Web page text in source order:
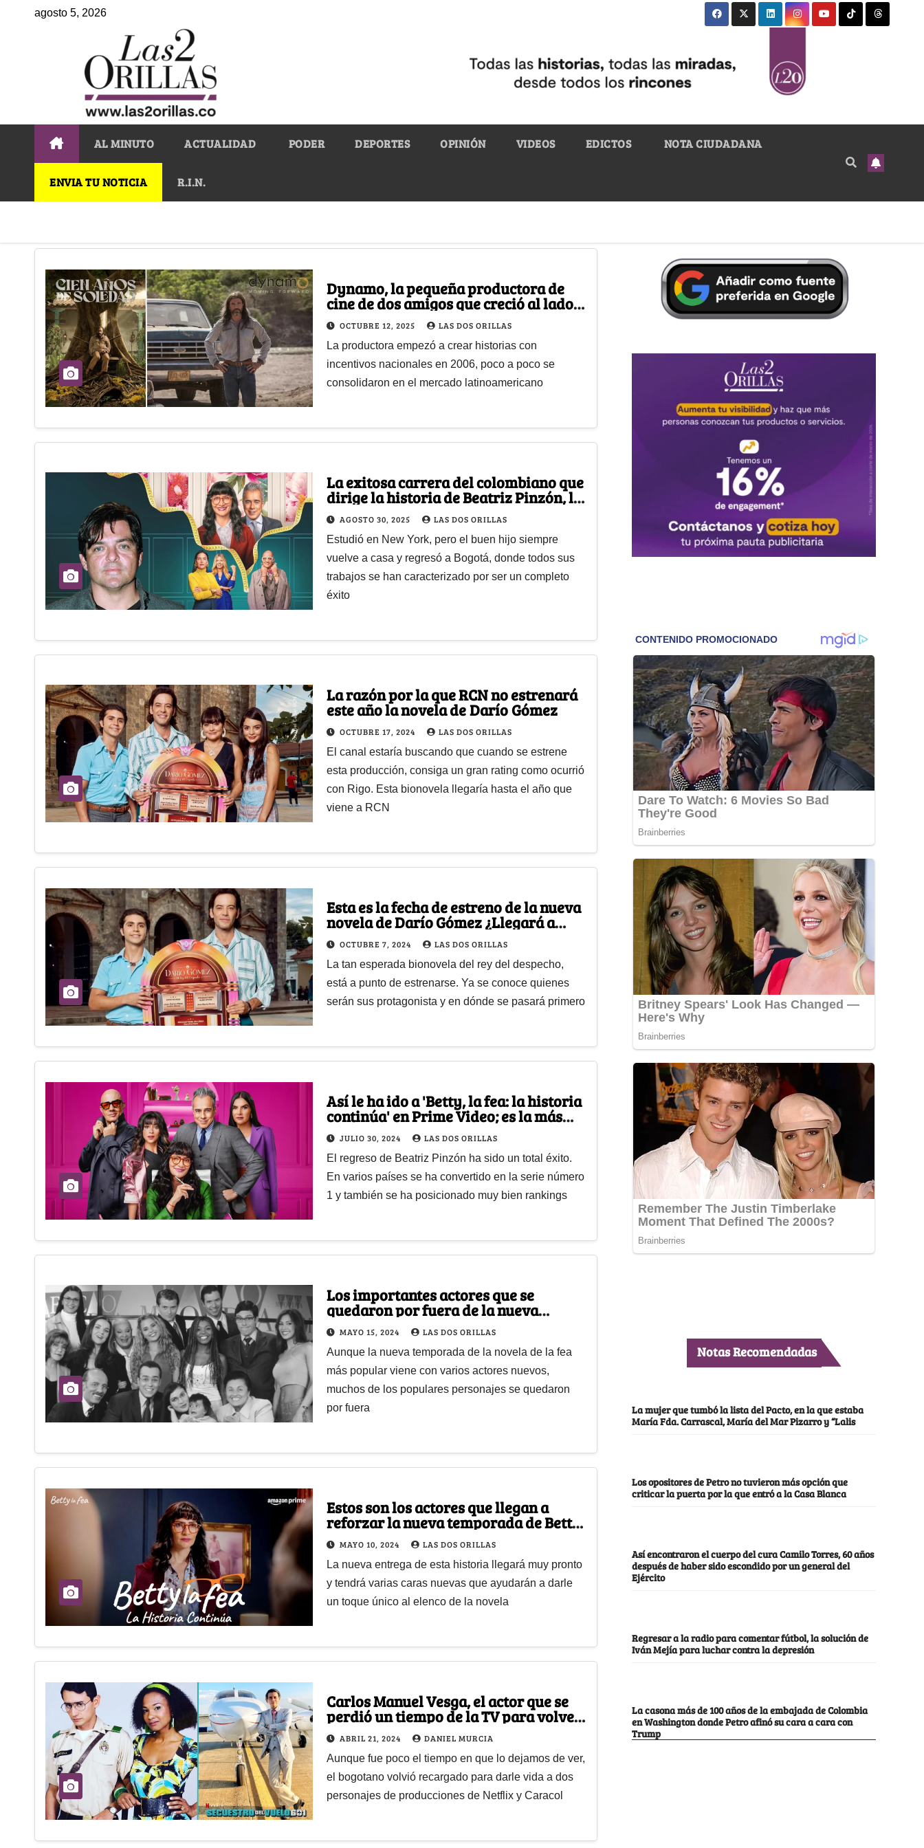
agosto 5, 2026
AL MINUTO ACTUALIDAD PODER DEPORTES OPINIÓN VIDEOS EDICTOS NOTA CIUDADANA
ENVIA TU NOTICIA R.I.N.
Dynamo, la pequeña productora de
cine de dos amigos que creció al lado
de Netflix con series como 'Cien años
de soledad'
OCTUBRE 12, 2025 LAS DOS ORILLAS
La productora empezó a crear historias con
incentivos nacionales en 2006, poco a poco se
consolidaron en el mercado latinoamericano
La exitosa carrera del colombiano que
dirige la historia de Beatriz Pinzón, la
fea más codiciada de la TV
AGOSTO 30, 2025 LAS DOS ORILLAS
Estudió en New York, pero el buen hijo siempre
vuelve a casa y regresó a Bogotá, donde todos sus
trabajos se han caracterizado por ser un completo
éxito
La razón por la que RCN no estrenará
este año la novela de Darío Gómez
OCTUBRE 17, 2024 LAS DOS ORILLAS
El canal estaría buscando que cuando se estrene
esta producción, consiga un gran rating como ocurrió
con Rigo. Esta bionovela llegaría hasta el año que
viene a RCN
Esta es la fecha de estreno de la nueva
novela de Darío Gómez ¿Llegará a
Prime y RCN?
OCTUBRE 7, 2024 LAS DOS ORILLAS
La tan esperada bionovela del rey del despecho,
está a punto de estrenarse. Ya se conoce quienes
serán sus protagonista y en dónde se pasará primero
Así le ha ido a 'Betty, la fea: la historia
continúa' en Prime Video; es la más
vista en varios países
JULIO 30, 2024 LAS DOS ORILLAS
El regreso de Beatriz Pinzón ha sido un total éxito.
En varios países se ha convertido en la serie número
1 y también se ha posicionado muy bien rankings
Los importantes actores que se
quedaron por fuera de la nueva
temporada de Betty, la fea
MAYO 15, 2024 LAS DOS ORILLAS
Aunque la nueva temporada de la novela de la fea
más popular viene con varios actores nuevos,
muchos de los populares personajes se quedaron
por fuera
Estos son los actores que llegan a
reforzar la nueva temporada de Betty,
la fea
MAYO 10, 2024 LAS DOS ORILLAS
La nueva entrega de esta historia llegará muy pronto
y tendrá varias caras nuevas que ayudarán a darle
un toque único al elenco de la novela
Carlos Manuel Vesga, el actor que se
perdió un tiempo de la TV para volver
más grande
ABRIL 21, 2024 DANIEL MURCIA
Aunque fue poco el tiempo en que lo dejamos de ver,
el bogotano volvió recargado para darle vida a dos
personajes de producciones de Netflix y Caracol
Notas Recomendadas
La mujer que tumbó la lista del Pacto, en la que estaba
María Fda. Carrascal, María del Mar Pizarro y “Lalis
Los opositores de Petro no tuvieron más opción que
criticar la puerta por la que entró a la Casa Blanca
Así encontraron el cuerpo del cura Camilo Torres, 60 años
después de haber sido escondido por un general del
Ejército
Regresar a la radio para comentar fútbol, la solución de
Iván Mejía para luchar contra la depresión
La casona más de 100 años de la embajada de Colombia
en Washington donde Petro afinó su cara a cara con
Trump